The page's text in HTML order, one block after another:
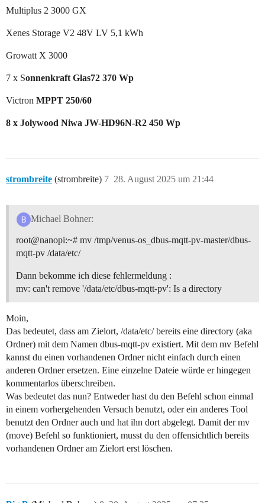
Multiplus 2 3000 GX
Xenes Storage V2 48V LV 5,1 kWh
Growatt X 3000
7 x Sonnenkraft Glas72 370 Wp
Victron MPPT 250/60
8 x Jolywood Niwa JW-HD96N-R2 450 Wp
strombreite (strombreite) 28. August 2025 um 21:44
7
Michael Bohner:
root@nanopi:~# mv /tmp/venus-os_dbus-mqtt-pv-master/dbus-
mqtt-pv /data/etc/
Dann bekomme ich diese fehlermeldung :
mv: can't remove '/data/etc/dbus-mqtt-pv': Is a directory
Moin,
Das bedeutet, dass am Zielort, /data/etc/ bereits eine directory (aka
Ordner) mit dem Namen dbus-mqtt-pv existiert. Mit dem mv Befehl
kannst du einen vorhandenen Ordner nicht einfach durch einen
anderen Ordner ersetzen. Eine einzelne Dateie würde er hingegen
kommentarlos überschreiben.
Was bedeutet das nun? Entweder hast du den Befehl schon einmal
in einem vorhergehenden Versuch benutzt, oder ein anderes Tool
benutzt den Ordner auch und hat ihn dort abgelegt. Damit der mv
(move) Befehl so funktioniert, musst du den offensichtlich bereits
vorhandenen Ordner am Zielort erst löschen.